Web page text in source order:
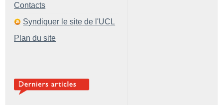
Contacts
Syndiquer le site de l'UCL
Plan du site